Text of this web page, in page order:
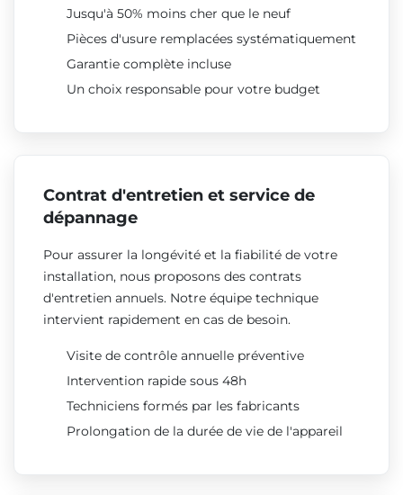
Jusqu'à 50% moins cher que le neuf
Pièces d'usure remplacées systématiquement
Garantie complète incluse
Un choix responsable pour votre budget
Contrat d'entretien et service de
dépannage
Pour assurer la longévité et la fiabilité de votre
installation, nous proposons des contrats
d'entretien annuels. Notre équipe technique
intervient rapidement en cas de besoin.
Visite de contrôle annuelle préventive
Intervention rapide sous 48h
Techniciens formés par les fabricants
Prolongation de la durée de vie de l'appareil